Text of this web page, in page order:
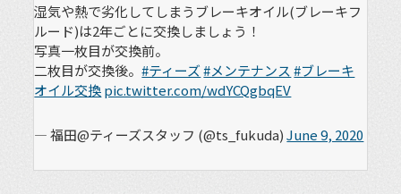
湿気や熱で劣化してしまうブレーキオイル(ブレーキフ
ルード)は2年ごとに交換しましょう！
写真一枚目が交換前。
二枚目が交換後。#ティーズ#メンテナンス #ブレーキ
オイル交換pic.twitter.com/wdYCQgbqEV
— 福田@ティーズスタッフ (@ts_fukuda)June 9, 2020